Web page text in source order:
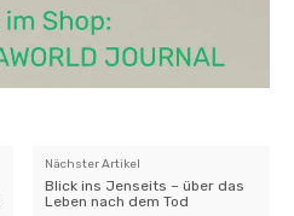
Nächster Artikel
Blick ins Jenseits – über das
Leben nach dem Tod